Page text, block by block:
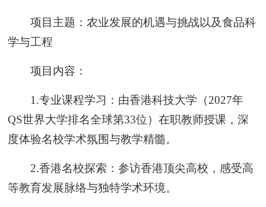
项目主题：农业发展的机遇与挑战以及食品科
学与工程
项目内容：
1.专业课程学习：由香港科技大学（2027年
QS世界大学排名全球第33位）在职教师授课，深
度体验名校学术氛围与教学精髓。
2.香港名校探索：参访香港顶尖高校，感受高
等教育发展脉络与独特学术环境。